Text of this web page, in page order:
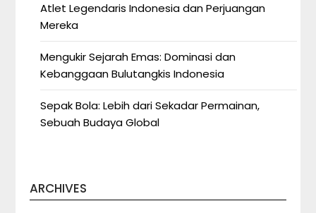
Atlet Legendaris Indonesia dan Perjuangan
Mereka
Mengukir Sejarah Emas: Dominasi dan
Kebanggaan Bulutangkis Indonesia
Sepak Bola: Lebih dari Sekadar Permainan,
Sebuah Budaya Global
ARCHIVES